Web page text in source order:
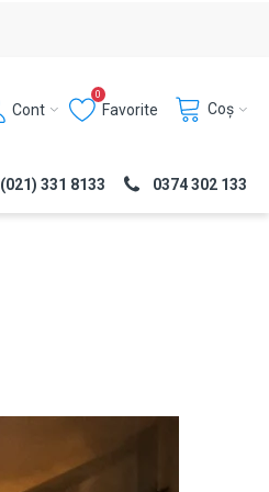
Cont
0
Favorite Coș
(021) 331 8133 0374 302 133